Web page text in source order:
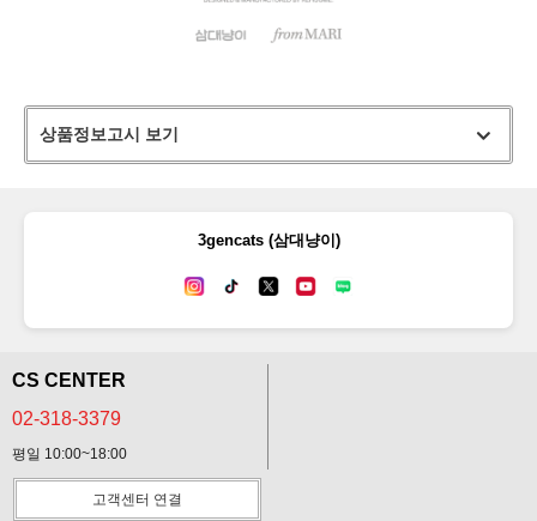
상품정보고시 보기
3gencats (삼대냥이)
CS CENTER
02-318-3379
평일 10:00~18:00
고객센터 연결